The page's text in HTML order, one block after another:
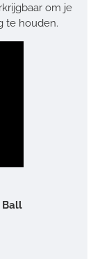
om je
te houden.
Ball